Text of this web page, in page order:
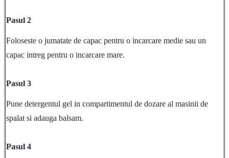
Pasul 2
Foloseste o jumatate de capac pentru o incarcare medie sau un
capac intreg pentru o incarcare mare.
Pasul 3
Pune detergentul gel in compartimentul de dozare al masinii de
spalat si adauga balsam.
Pasul 4